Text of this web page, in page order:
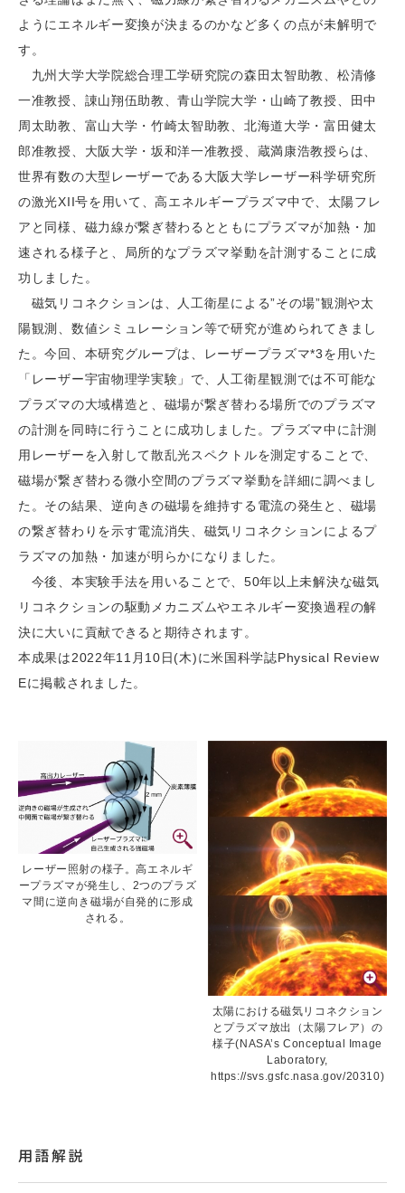
ようにエネルギー変換が決まるのかなど多くの点が未解明で
す。
九州大学大学院総合理工学研究院の森田太智助教、松清修
一准教授、諌山翔伍助教、青山学院大学・山崎了教授、田中
周太助教、富山大学・竹崎太智助教、北海道大学・富田健太
郎准教授、大阪大学・坂和洋一准教授、蔵満康浩教授らは、
世界有数の大型レーザーである大阪大学レーザー科学研究所
の激光XII号を用いて、高エネルギープラズマ中で、太陽フレ
アと同様、磁力線が繋ぎ替わるとともにプラズマが加熱・加
速される様子と、局所的なプラズマ挙動を計測することに成
功しました。
磁気リコネクションは、人工衛星による”その場”観測や太
陽観測、数値シミュレーション等で研究が進められてきまし
た。今回、本研究グループは、レーザープラズマ*3を用いた
「レーザー宇宙物理学実験」で、人工衛星観測では不可能な
プラズマの大域構造と、磁場が繋ぎ替わる場所でのプラズマ
の計測を同時に行うことに成功しました。プラズマ中に計測
用レーザーを入射して散乱光スペクトルを測定することで、
磁場が繋ぎ替わる微小空間のプラズマ挙動を詳細に調べまし
た。その結果、逆向きの磁場を維持する電流の発生と、磁場
の繋ぎ替わりを示す電流消失、磁気リコネクションによるプ
ラズマの加熱・加速が明らかになりました。
今後、本実験手法を用いることで、50年以上未解決な磁気
リコネクションの駆動メカニズムやエネルギー変換過程の解
決に大いに貢献できると期待されます。
本成果は2022年11月10日(木)に米国科学誌Physical Review
Eに掲載されました。
レーザー照射の様子。高エネルギ
ープラズマが発生し、2つのプラズ
マ間に逆向き磁場が自発的に形成
される。
太陽における磁気リコネクション
とプラズマ放出（太陽フレア）の
様子(NASA’s Conceptual Image
Laboratory,
https://svs.gsfc.nasa.gov/20310)
用語解説